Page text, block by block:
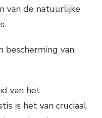
van de natuurlijke
bescherming van
van het
is het van cruciaal